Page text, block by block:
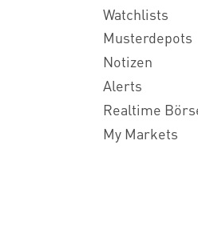
Watchlists
Musterdepots
Notizen
Alerts
Realtime
My Markets